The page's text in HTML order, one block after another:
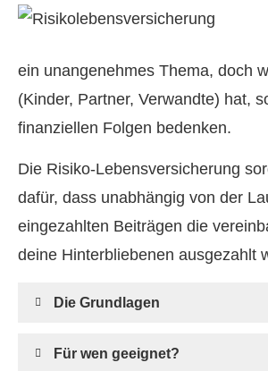
ein unangenehmes Thema, doch
(Kinder, Partner, Verwandte) hat,
finanziellen Folgen bedenken.
Die Risiko-Lebensversicherung
dafür, dass unabhängig von der
eingezahlten Beiträgen die
deine Hinterbliebenen ausgezahlt
Die Grundlagen
Für wen geeignet?